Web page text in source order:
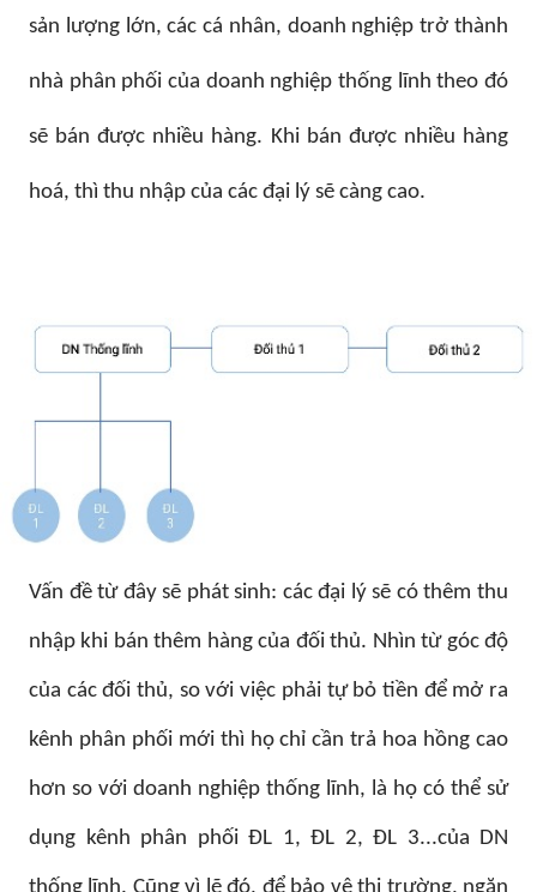
sản lượng lớn, các cá nhân, doanh nghiệp trở thành
nhà phân phối của doanh nghiệp thống lĩnh theo đó
sẽ bán được nhiều hàng. Khi bán được nhiều hàng
hoá, thì thu nhập của các đại lý sẽ càng cao.
Vấn đề từ đây sẽ phát sinh: các đại lý sẽ có thêm thu
nhập khi bán thêm hàng của đối thủ. Nhìn từ góc độ
của các đối thủ, so với việc phải tự bỏ tiền để mở ra
kênh phân phối mới thì họ chỉ cần trả hoa hồng cao
hơn so với doanh nghiệp thống lĩnh, là họ có thể sử
dụng kênh phân phối ĐL 1, ĐL 2, ĐL 3...của DN
thống lĩnh. Cũng vì lẽ đó, để bảo vệ thị trường, ngăn